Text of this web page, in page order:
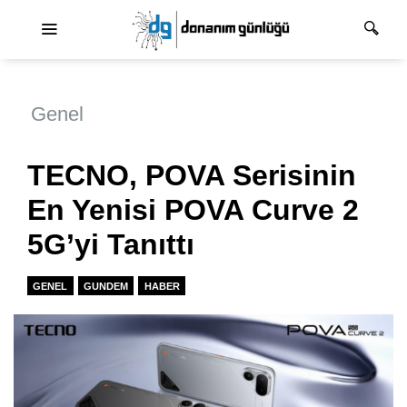
Genel
TECNO, POVA Serisinin
En Yenisi POVA Curve 2
5G’yi Tanıttı
GENEL GUNDEM HABER